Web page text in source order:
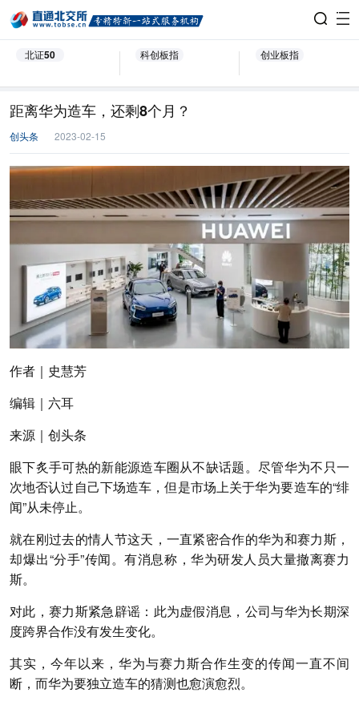
北证50 科创板指 创业板指
距离华为造车，还剩8个月？
创头条 2023-02-15
作者 ｜史慧芳
编辑 ｜六耳
来源 ｜创头条
眼下炙手可热的新能源造车圈从不缺话题。尽管华为不只一
次地否认过自己下场造车，但是市场上关于华为要造车的“绯
闻”从未停止。
就在刚过去的情人节这天，一直紧密合作的华为和赛力斯，
却爆出“分手”传闻。有消息称，华为研发人员大量撤离赛力
斯。
对此，赛力斯紧急辟谣：此为虚假消息，公司与华为长期深
度跨界合作没有发生变化。
其实，今年以来，华为与赛力斯合作生变的传闻一直不间
断，而华为要独立造车的猜测也愈演愈烈。